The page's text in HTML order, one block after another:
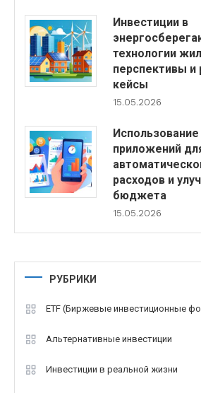
Инвестиции в
технологии
перспективы и
кейсы
15.05.2026
приложений
расходов и
бюджета
15.05.2026
РУБРИКИ
ETF (Биржевые инвестиционные
Альтернативные инвестиции
Инвестиции в реальной жизни